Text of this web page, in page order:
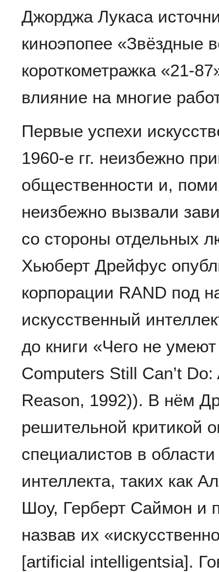
Джорджа Лукаса
киноэпопее «Звёздные
короткометражка «21-
влияние на многие
Первые успехи
1960-е гг. неизбежно
общественности и,
неизбежно вызвали
со стороны отдельных
Хьюберт Дрейфус
корпорации RAND под
искусственный
до книги «Чего не
Computers Still Can’t
Reason, 1992)). В нём
решительной критикой
специалистов в области
интеллекта, таких как
Шоу, Герберт Саймон и
назвав их
[artificial intelligentsia].